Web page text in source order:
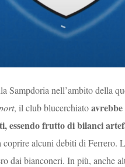
Sampdoria nell’ambito della
, il club blucerchiato
essendo frutto di bilanci
alcuni debiti di Ferrero.
dai bianconeri. In più, anche